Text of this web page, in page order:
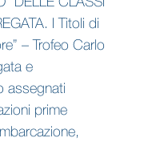
I Titoli di
– Trofeo Carlo
e
assegnati
prime